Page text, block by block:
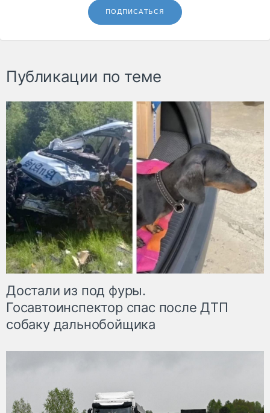
ПОДПИСАТЬСЯ
Публикации по теме
Достали из под фуры.
Госавтоинспектор спас после ДТП
собаку дальнобойщика